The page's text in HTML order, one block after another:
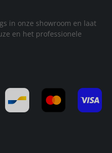
in onze showroom en laat
en het professionele